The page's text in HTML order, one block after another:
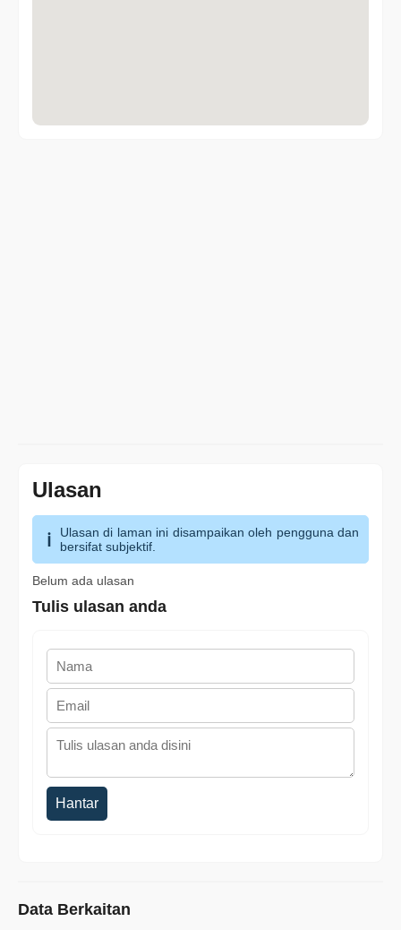
Ulasan
Ulasan di laman ini disampaikan oleh pengguna dan
bersifat subjektif.
Belum ada ulasan
Tulis ulasan anda
Hantar
Data Berkaitan